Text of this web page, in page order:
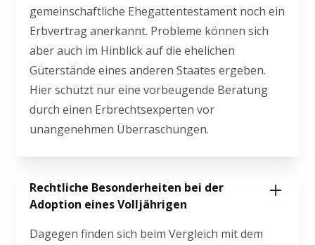
gemeinschaftliche Ehegattentestament noch ein
Erbvertrag anerkannt. Probleme können sich
aber auch im Hinblick auf die ehelichen
Güterstände eines anderen Staates ergeben.
Hier schützt nur eine vorbeugende Beratung
durch einen Erbrechtsexperten vor
unangenehmen Überraschungen.
Rechtliche Besonderheiten bei der
Adoption eines Volljährigen
Dagegen finden sich beim Vergleich mit dem